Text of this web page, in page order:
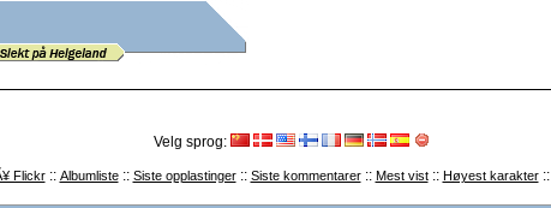
Velg sprog:
Flickr:: Albumliste:: Siste opplastinger:: Siste kommentarer:: Mest vist:: Høyest karakter::